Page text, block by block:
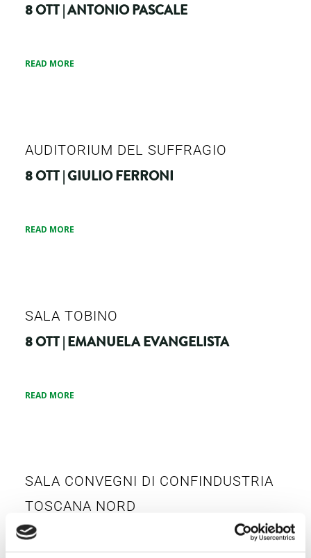
8 OTT | ANTONIO PASCALE
READ MORE
AUDITORIUM DEL SUFFRAGIO
8 OTT | GIULIO FERRONI
READ MORE
SALA TOBINO
8 OTT | EMANUELA EVANGELISTA
READ MORE
SALA CONVEGNI DI CONFINDUSTRIA
TOSCANA NORD
8 OTT | MASSIMILIANO GIANSANTI,
PAOLO MASCARINO